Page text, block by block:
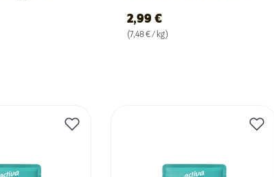
2,99 €
(7,48 € / kg)